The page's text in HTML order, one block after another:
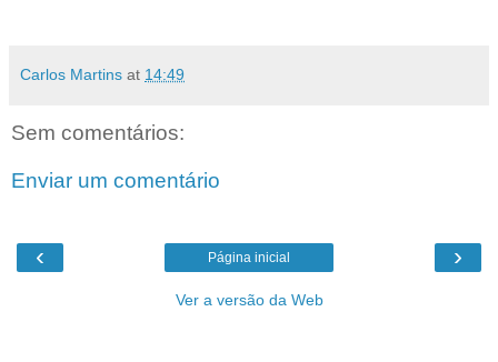
Carlos Martins at 14:49
Sem comentários:
Enviar um comentário
‹ ›
Página inicial
Ver a versão da Web